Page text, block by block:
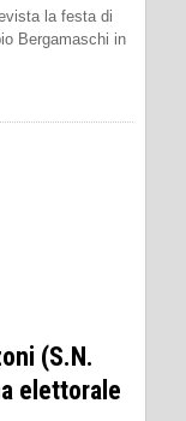
la festa di
Bergamaschi in
(S.N.
elettorale